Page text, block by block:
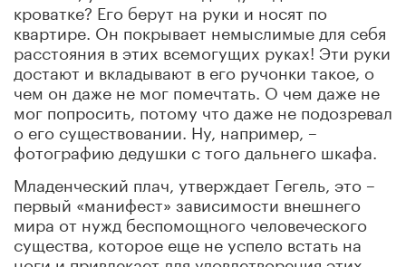
кроватке? Его берут на руки и носят по
квартире. Он покрывает немыслимые для себя
расстояния в этих всемогущих руках! Эти руки
достают и вкладывают в его ручонки такое, о
чем он даже не мог помечтать. О чем даже не
мог попросить, потому что даже не подозревал
о его существовании. Ну, например, –
фотографию дедушки с того дальнего шкафа.
Младенческий плач, утверждает Гегель, это –
первый «манифест» зависимости внешнего
мира от нужд беспомощного человеческого
существа, которое еще не успело встать на